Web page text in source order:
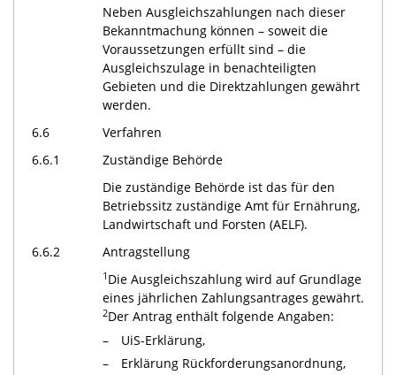
Neben Ausgleichszahlungen nach dieser
Bekanntmachung können – soweit die
Voraussetzungen erfüllt sind – die
Ausgleichszulage in benachteiligten
Gebieten und die Direktzahlungen gewährt
werden.
6.6
Verfahren
6.6.1
Zuständige Behörde
Die zuständige Behörde ist das für den
Betriebssitz zuständige Amt für Ernährung,
Landwirtschaft und Forsten (AELF).
6.6.2
Antragstellung
1 Die Ausgleichszahlung wird auf Grundlage
eines jährlichen Zahlungsantrages gewährt.
2Der Antrag enthält folgende Angaben:
UiS-Erklärung,
Erklärung Rückforderungsanordnung,